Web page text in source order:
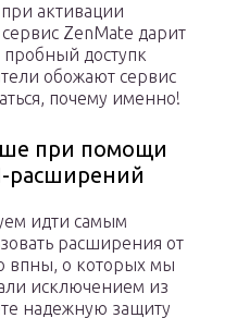
активации
ZenMate дарит
доступк
обожают сервис
почему именно!
при помощи
расширений
идти самым
расширения от
впны, о которых мы
исключением из
надежную защиту